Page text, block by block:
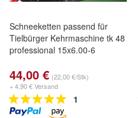
Schneeketten passend für
Tielbürger Kehrmaschine tk 48
professional 15x6.00-6
44,00 € (22,00 €/Stk)
+ 4,90 € Versand
1